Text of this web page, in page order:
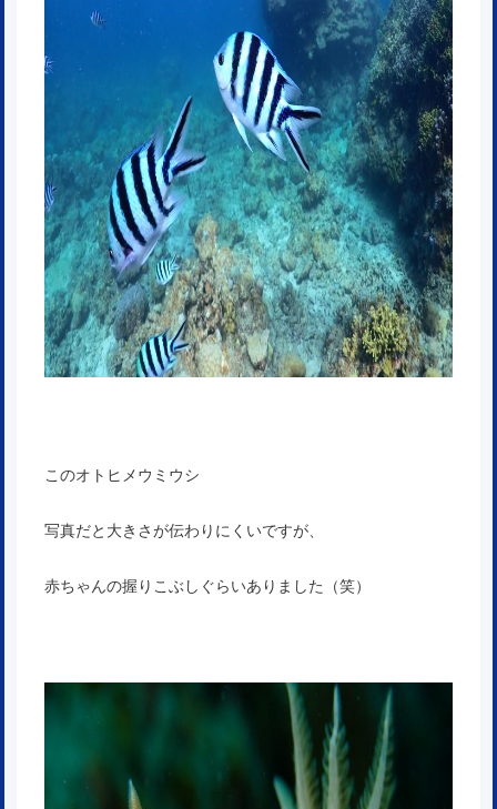
このオトヒメウミウシ
写真だと大きさが伝わりにくいですが、
赤ちゃんの握りこぶしぐらいありました（笑）